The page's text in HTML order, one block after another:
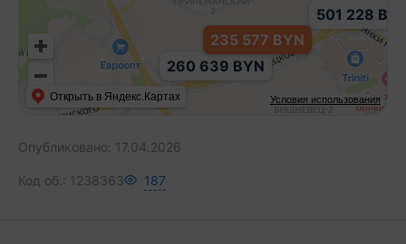
Условия использования
Открыть в Яндекс.Картах
260 639 BYN
501 228
235 577 BYN
Опубликовано: 17.04.2026
Код об.: 1238363 187